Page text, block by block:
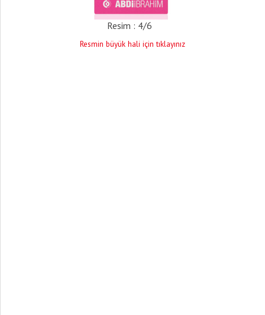
Resim : 4/6
Resmin büyük hali için tıklayınız